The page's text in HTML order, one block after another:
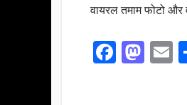
वायरल तमाम फोटो और
F
M E